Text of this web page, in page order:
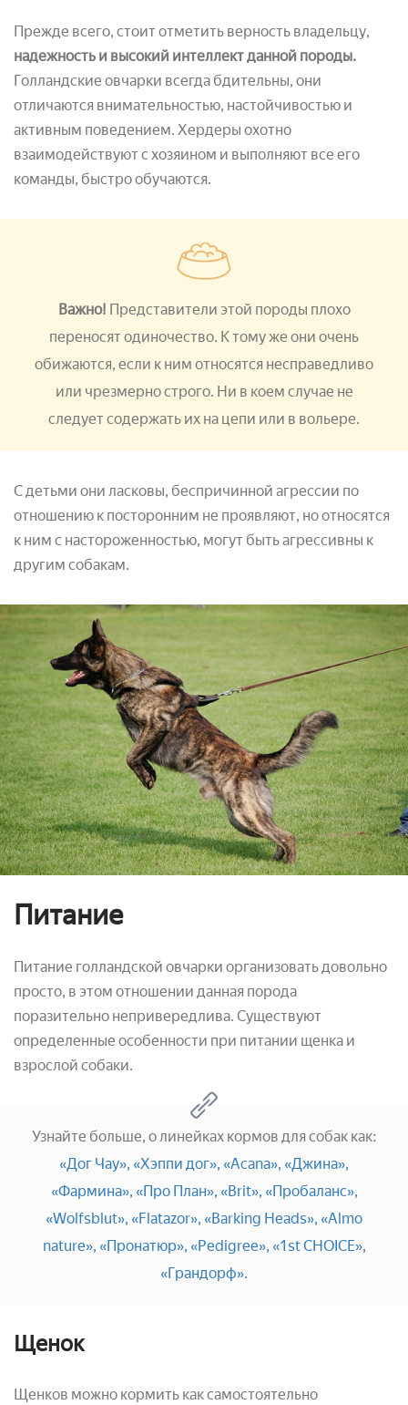
Прежде всего, стоит отметить верность владельцу,
надежность и высокий интеллект данной породы.
Голландские овчарки всегда бдительны, они
отличаются внимательностью, настойчивостью и
активным поведением. Хердеры охотно
взаимодействуют с хозяином и выполняют все его
команды, быстро обучаются.
Важно! Представители этой породы плохо
переносят одиночество. К тому же они очень
обижаются, если к ним относятся несправедливо
или чрезмерно строго. Ни в коем случае не
следует содержать их на цепи или в вольере.
С детьми они ласковы, беспричинной агрессии по
отношению к посторонним не проявляют, но относятся
к ним с настороженностью, могут быть агрессивны к
другим собакам.
Питание
Питание голландской овчарки организовать довольно
просто, в этом отношении данная порода
поразительно непривередлива. Существуют
определенные особенности при питании щенка и
взрослой собаки.
Узнайте больше, о линейках кормов для собак как:
«Дог Чау», «Хэппи дог», «Acana», «Джина»,
«Фармина», «Про План», «Brit», «Пробаланс»,
«Wolfsblut», «Flatazor», «Barking Heads», «Almo
nature», «Пронатюр», «Pedigree», «1st CHOICE»,
«Грандорф».
Щенок
Щенков можно кормить как самостоятельно